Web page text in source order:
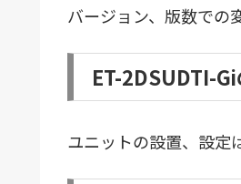
バージョン、版数での
ET-2DSUDTI-
ユニットの設置、設定